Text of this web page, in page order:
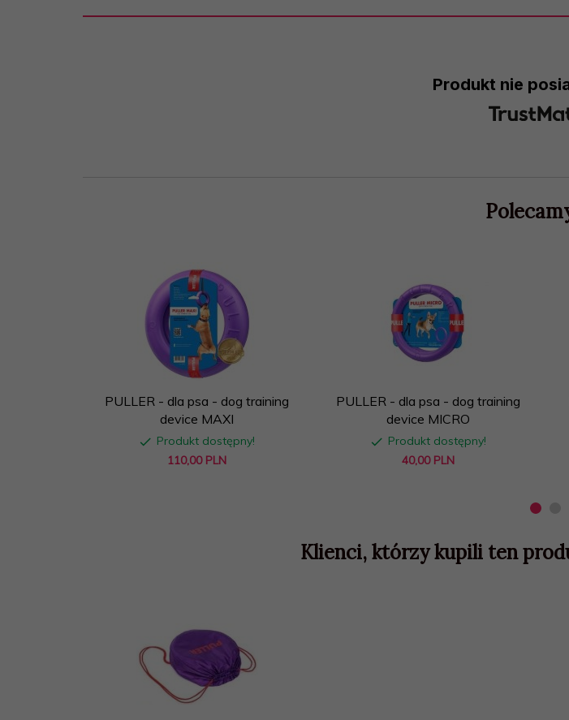
Produkt nie
PULLER - dla psa - dog training
device MAXI
Produkt dostępny!
110,00 PLN
PULLER - dla psa - dog training
device MICRO
Produkt dostępny!
40,00 PLN
Klienci, którzy kupili ten